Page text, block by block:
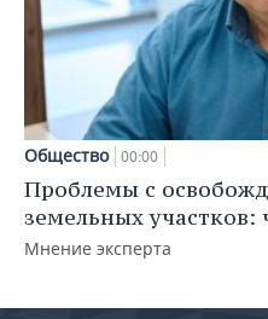
Общество 00:00
Проблемы с
земельных участков:
Мнение эксперта